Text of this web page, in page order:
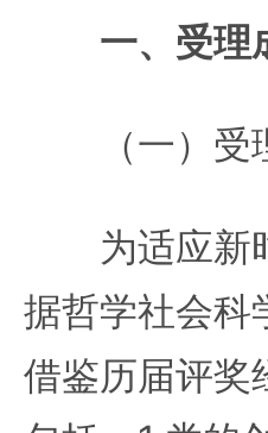
一、受理
（一）受
为适应新时
据哲学社会科
借鉴历届评奖